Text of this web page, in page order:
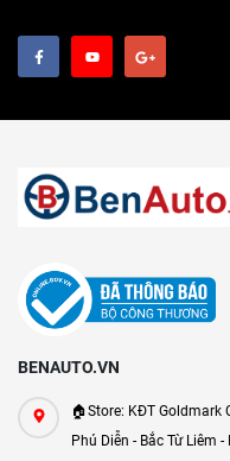
BENAUTO.VN
🏠Store: KĐT Goldmark
Phú Diễn - Bắc Từ Liêm -